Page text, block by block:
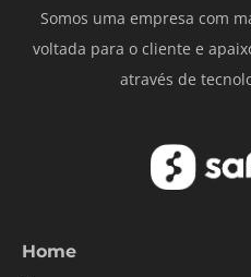
Somos uma empresa com
voltada para o cliente e
através de
Home